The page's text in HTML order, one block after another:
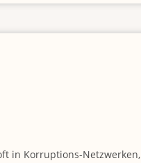
in Korruptions-Netzwerken,